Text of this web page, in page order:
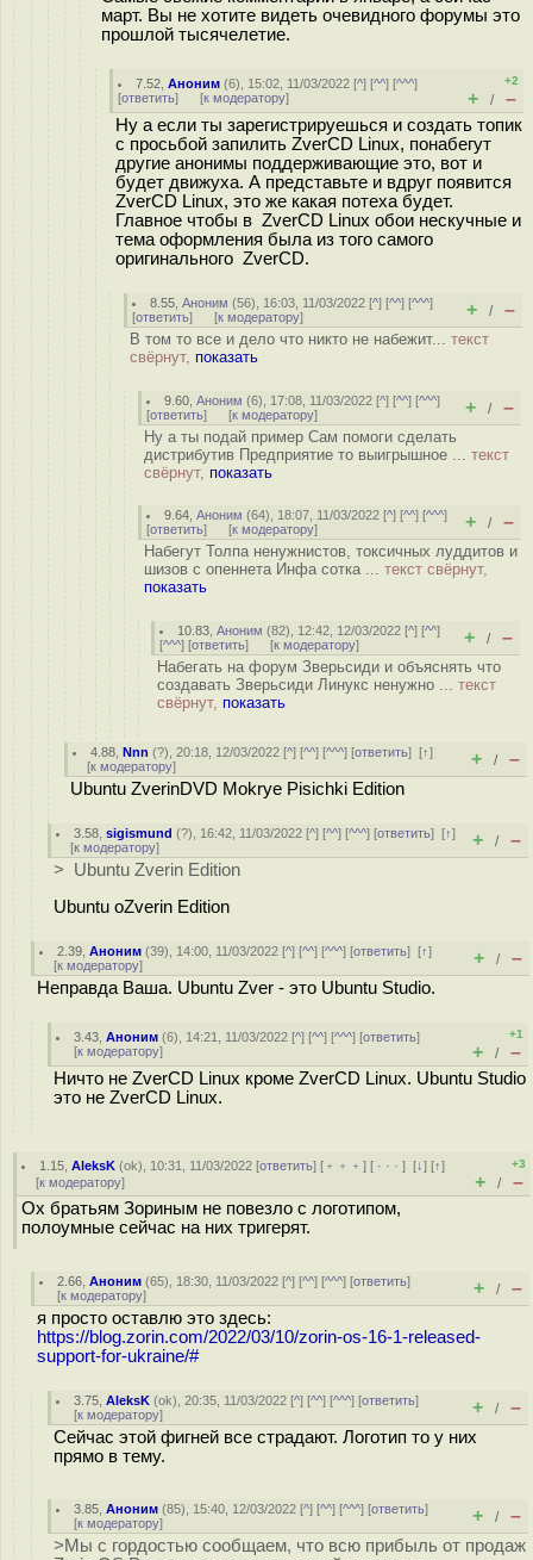
март. Вы не хотите видеть очевидного форумы это
прошлой тысячелетие.
7.52 ,Аноним (6), 15:02, 11/03/2022 [^] [^^] [^^^]
[ответить] [к модератору]
+2
+ / –
Ну а если ты зарегистрируешься и создать топик
с просьбой запилить ZverCD Linux, понабегут
другие анонимы поддерживающие это, вот и
будет движуха. А представьте и вдруг появится
ZverCD Linux, это же какая потеха будет.
Главное чтобы в ZverCD Linux обои нескучные и
тема оформления была из того самого
оригинального ZverCD.
8.55 ,Аноним (56), 16:03, 11/03/2022 [^] [^^] [^^^]
[ответить] [к модератору] + / –
В том то все и дело что никто не набежит... текст
свёрнут, показать
9.60 ,Аноним (6), 17:08, 11/03/2022 [^] [^^] [^^^]
[ответить] [к модератору] + / –
Ну а ты подай пример Сам помоги сделать
дистрибутив Предприятие то выигрышное ... текст
свёрнут, показать
9.64 ,Аноним (64), 18:07, 11/03/2022 [^] [^^] [^^^]
[ответить] [к модератору] + / –
Набегут Толпа ненужнистов, токсичных луддитов и
шизов с опеннета Инфа сотка ... текст свёрнут,
показать
10.83 ,Аноним (82), 12:42, 12/03/2022 [^] [^^]
[^^^] [ответить] [к модератору] + / –
Набегать на форум Зверьсиди и объяснять что
создавать Зверьсиди Линукс ненужно ... текст
свёрнут, показать
4.88 ,Nnn (?), 20:18, 12/03/2022 [^] [^^] [^^^] [ответить][↑]
[к модератору] + / –
Ubuntu ZverinDVD Mokrye Pisichki Edition
3.58 ,sigismund (?), 16:42, 11/03/2022 [^] [^^] [^^^] [ответить][↑]
[к модератору] + / –
> Ubuntu Zverin Edition
Ubuntu oZverin Edition
2.39 ,Аноним (39), 14:00, 11/03/2022 [^] [^^] [^^^] [ответить][↑]
[к модератору] + / –
Неправда Ваша. Ubuntu Zver - это Ubuntu Studio.
3.43 ,Аноним (6), 14:21, 11/03/2022 [^] [^^] [^^^] [ответить]
[к модератору]
+1
+ / –
Ничто не ZverCD Linux кроме ZverCD Linux. Ubuntu Studio
это не ZverCD Linux.
1.15 ,AleksK (ok), 10:31, 11/03/2022 [ответить] [ ﹢﹢﹢] [ · · ·][↓] [↑]
[к модератору]
+3
+ / –
Ох братьям Зориным не повезло с логотипом,
полоумные сейчас на них тригерят.
2.66 ,Аноним (65), 18:30, 11/03/2022 [^] [^^] [^^^] [ответить]
[к модератору] + / –
я просто оставлю это здесь:
https://blog.zorin.com/2022/03/10/zorin-os-16-1-released-
support-for-ukraine/#
3.75 ,AleksK (ok), 20:35, 11/03/2022 [^] [^^] [^^^] [ответить]
[к модератору] + / –
Сейчас этой фигней все страдают. Логотип то у них
прямо в тему.
3.85 ,Аноним (85), 15:40, 12/03/2022 [^] [^^] [^^^] [ответить]
[к модератору] + / –
>Мы с гордостью сообщаем, что всю прибыль от продаж